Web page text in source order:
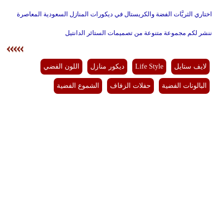
اختاري الثريَّات الفضة والكريستال في ديكورات المنازل السعودية المعاصرة
ننشر لكم مجموعة متنوعة من تصميمات الستائر الدانتيل
لايف ستايل Life Style ديكور منازل اللون الفضي
البالونات الفضية حفلات الزفاف الشموع الفضية